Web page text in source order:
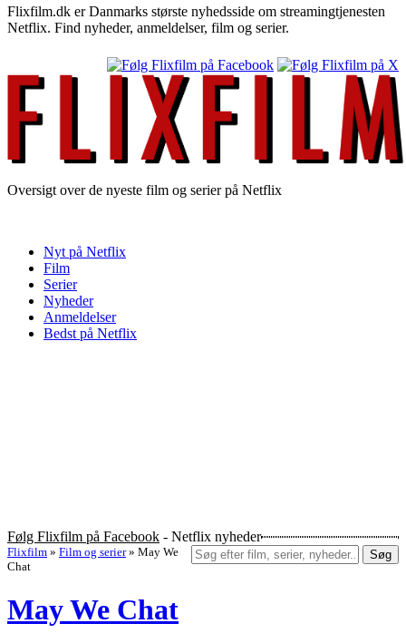
Flixfilm.dk er Danmarks største nyhedsside om streamingtjenesten
Netflix. Find nyheder, anmeldelser, film og serier.
Oversigt over de nyeste film og serier på Netflix
Nyt på Netflix
Film
Serier
Nyheder
Anmeldelser
Bedst på Netflix
Følg Flixfilm på Facebook - Netflix nyheder
Søg
Flixfilm » Film og serier » May We
Chat
May We Chat